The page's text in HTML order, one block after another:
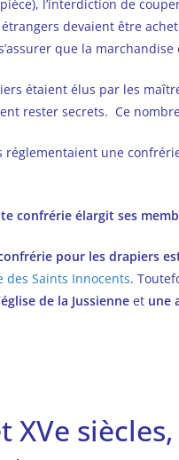
l’interdiction de
devaient être
que la
étaient élus par les
rester secrets. Ce
réglementaient une
confrérie élargit ses
pour les drapiers
des Saints Innocents.
de la Jussienne et une
XVe